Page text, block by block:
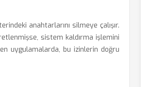
anahtarlarını silmeye çalışır.
sistem kaldırma işlemini
uygulamalarda, bu izinlerin doğru